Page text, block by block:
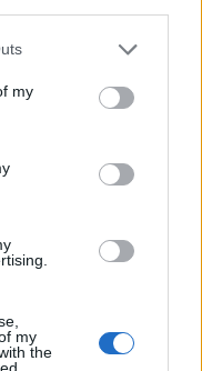
my
my
the
- Fantacalcio